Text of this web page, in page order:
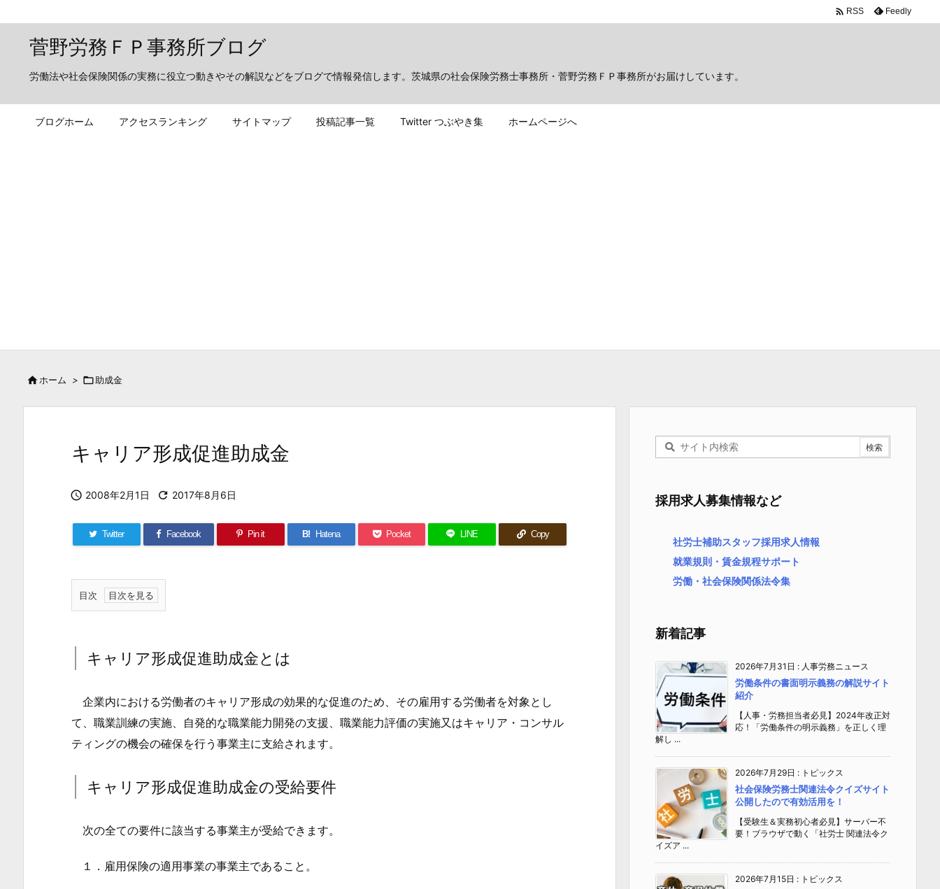
菅野労務ＦＰ事務所ブログ
労働法や社会保険関係の実務に役立つ動きやその解説などをブログで情報発信します。茨城県の社会保険労務士事務所・菅野労務ＦＰ事務所がお届けしています。
ブログホーム アクセスランキング サイトマップ 投稿記事一覧 Twitter つぶやき集 ホームページへ
 RSS Feedly
 ホーム > 助成金
キャリア形成促進助成金
 2008年2月1日  2017年8月6日
Twitter Facebook Pin it B! Hatena Pocket LINE Copy
目次
1.
ャ
成
促
助
金
は
キャリア形成促進助成金とは
企業内における労働者のキャリア形成の効果的な促進のため、その雇用する労働者を対象とし
て、職業訓練の実施、自発的な職業能力開発の支援、職業能力評価の実施又はキャリア・コンサル
ティングの機会の確保を行う事業主に支給されます。
キャリア形成促進助成金の受給要件
次の全ての要件に該当する事業主が受給できます。
１．雇用保険の適用事業の事業主であること。
採用求人募集情報など
社労士補助スタッフ採用求人情報
就業規則・賃金規程サポート
労働・社会保険関係法令集
新着記事
2026年7月31日 : 人事労務ニュース
労働条件の書面明示義務の解説サイト
紹介
【人事・労務担当者必見】2024年改正対
応！「労働条件の明示義務」を正しく理
解し ...
2026年7月29日 : トピックス
社会保険労務士関連法令クイズサイト
公開したので有効活用を！
【受験生＆実務初心者必見】サーバー不
要！ブラウザで動く「社労士 関連法令ク
イズア ...
2026年7月15日 : トピックス